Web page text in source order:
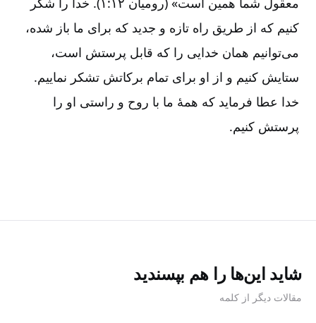
کنیم که از طریق راه تازه و جدید که برای ما باز شده،
می‌‌توانیم همان خدایی را که قابل پرستش است،
ستایش کنیم و از او برای تمام برکاتش تشکر نماییم.
خدا عطا فرماید که همۀ ما با روح و راستی او را
پرستش کنیم.
شاید این‌ها را هم بپسندید
مقالات دیگر از کلمه